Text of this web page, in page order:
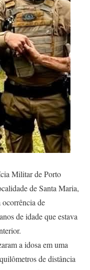
Militar de Porto
de Santa Maria,
de
de idade que estava
a idosa em uma
de distância